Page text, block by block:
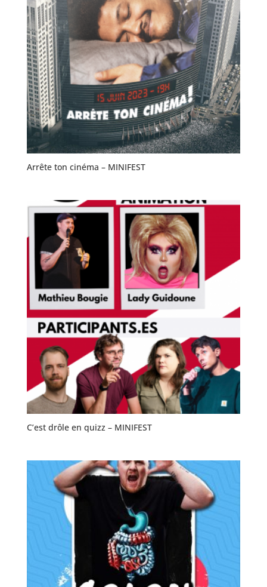
Arrête ton cinéma – MINIFEST
C’est drôle en quizz – MINIFEST